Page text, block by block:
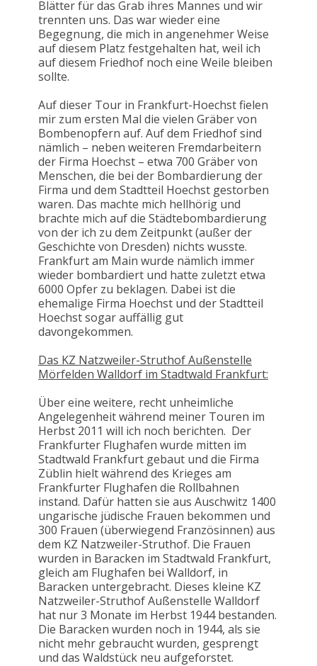
Blätter für das Grab ihres Mannes und wir
trennten uns. Das war wieder eine
Begegnung, die mich in angenehmer Weise
auf diesem Platz festgehalten hat, weil ich
auf diesem Friedhof noch eine Weile bleiben
sollte.
Auf dieser Tour in Frankfurt-Hoechst fielen
mir zum ersten Mal die vielen Gräber von
Bombenopfern auf. Auf dem Friedhof sind
nämlich – neben weiteren Fremdarbeitern
der Firma Hoechst – etwa 700 Gräber von
Menschen, die bei der Bombardierung der
Firma und dem Stadtteil Hoechst gestorben
waren. Das machte mich hellhörig und
brachte mich auf die Städtebombardierung
von der ich zu dem Zeitpunkt (außer der
Geschichte von Dresden) nichts wusste.
Frankfurt am Main wurde nämlich immer
wieder bombardiert und hatte zuletzt etwa
6000 Opfer zu beklagen. Dabei ist die
ehemalige Firma Hoechst und der Stadtteil
Hoechst sogar auffällig gut
davongekommen.
Das KZ Natzweiler-Struthof Außenstelle
Mörfelden Walldorf im Stadtwald Frankfurt:
Über eine weitere, recht unheimliche
Angelegenheit während meiner Touren im
Herbst 2011 will ich noch berichten. Der
Frankfurter Flughafen wurde mitten im
Stadtwald Frankfurt gebaut und die Firma
Züblin hielt während des Krieges am
Frankfurter Flughafen die Rollbahnen
instand. Dafür hatten sie aus Auschwitz 1400
ungarische jüdische Frauen bekommen und
300 Frauen (überwiegend Französinnen) aus
dem KZ Natzweiler-Struthof. Die Frauen
wurden in Baracken im Stadtwald Frankfurt,
gleich am Flughafen bei Walldorf, in
Baracken untergebracht. Dieses kleine KZ
Natzweiler-Struthof Außenstelle Walldorf
hat nur 3 Monate im Herbst 1944 bestanden.
Die Baracken wurden noch in 1944, als sie
nicht mehr gebraucht wurden, gesprengt
und das Waldstück neu aufgeforstet.